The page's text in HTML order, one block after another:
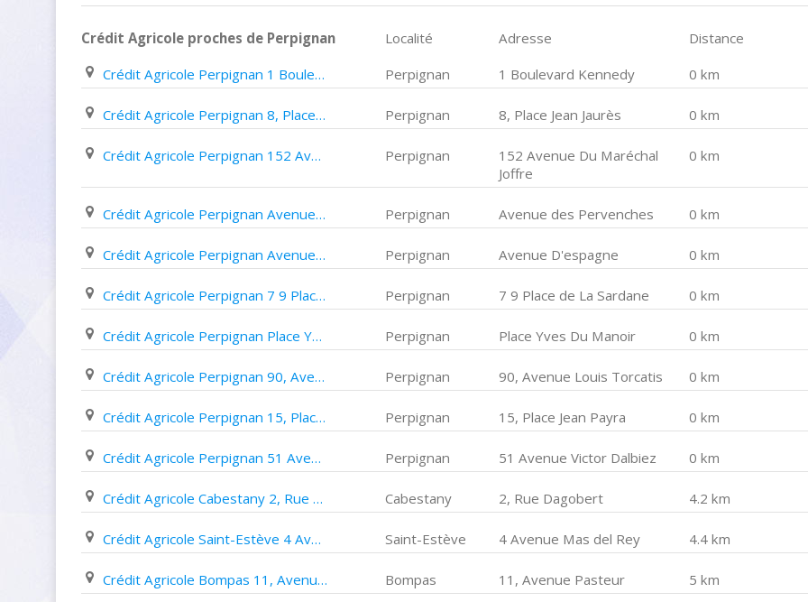
Crédit Agricole proches de Perpignan Localité Adresse
Distance
Crédit Agricole Perpignan 1 Boulevard Kennedy
Perpignan 1 Boulevard Kennedy 0 km
Crédit Agricole Perpignan 8, Place Jean Jaurès Perpignan 8, Place Jean Jaurès 0 km
Crédit Agricole Perpignan 152 Avenue Du Maréchal Joffre Perpignan
152 Avenue Du Maréchal
Joffre
0 km
Crédit Agricole Perpignan Avenue des Pervenches Perpignan Avenue des Pervenches 0 km
Crédit Agricole Perpignan Avenue D'espagne Perpignan Avenue D'espagne 0 km
Crédit Agricole Perpignan 7 9 Place de La Sardane Perpignan 7 9 Place de La Sardane 0 km
Crédit Agricole Perpignan Place Yves Du Manoir Perpignan Place Yves Du Manoir 0 km
Crédit Agricole Perpignan 90, Avenue Louis Torcatis Perpignan 90, Avenue Louis Torcatis 0 km
Crédit Agricole Perpignan 15, Place Jean Payra Perpignan 15, Place Jean Payra 0 km
Crédit Agricole Perpignan 51 Avenue Victor Dalbiez Perpignan 51 Avenue Victor Dalbiez 0 km
Crédit Agricole Cabestany 2, Rue Dagobert Cabestany 2, Rue Dagobert 4.2 km
Crédit Agricole Saint-Estève 4 Avenue Mas del Rey Saint-Estève 4 Avenue Mas del Rey 4.4 km
Crédit Agricole Bompas 11, Avenue Pasteur Bompas 11, Avenue Pasteur 5 km